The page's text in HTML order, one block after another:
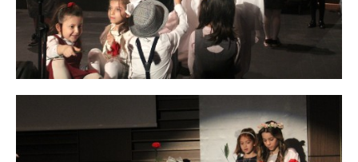
×
Aşağıdaki paneli kullanarak web sitemizde aktif olmasını
istediğiniz çerez türlerini özelleştirebilirsiniz. Değişikliklerin geçerli